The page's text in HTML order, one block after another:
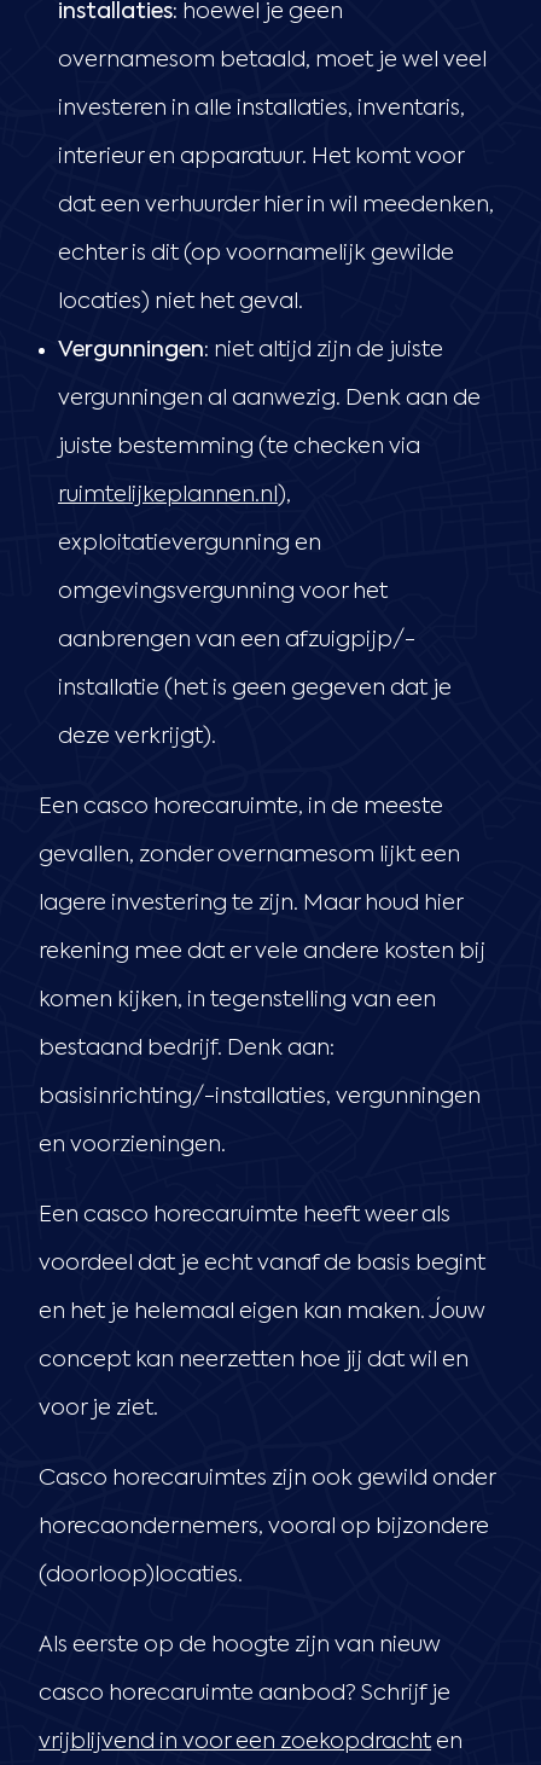
installaties: hoewel je geen
overnamesom betaald, moet je wel veel
investeren in alle installaties, inventaris,
interieur en apparatuur. Het komt voor
dat een verhuurder hier in wil meedenken,
echter is dit (op voornamelijk gewilde
locaties) niet het geval.
Vergunningen: niet altijd zijn de juiste
vergunningen al aanwezig. Denk aan de
juiste bestemming (te checken via
ruimtelijkeplannen.nl ),
exploitatievergunning en
omgevingsvergunning voor het
aanbrengen van een afzuigpijp/-
installatie (het is geen gegeven dat je
deze verkrijgt).
Een casco horecaruimte, in de meeste
gevallen, zonder overnamesom lijkt een
lagere investering te zijn. Maar houd hier
rekening mee dat er vele andere kosten bij
komen kijken, in tegenstelling van een
bestaand bedrijf. Denk aan:
basisinrichting/-installaties, vergunningen
en voorzieningen.
Een casco horecaruimte heeft weer als
voordeel dat je echt vanaf de basis begint
en het je helemaal eigen kan maken. Jouw
concept kan neerzetten hoe jij dat wil en
voor je ziet.
Casco horecaruimtes zijn ook gewild onder
horecaondernemers, vooral op bijzondere
(doorloop)locaties.
Als eerste op de hoogte zijn van nieuw
casco horecaruimte aanbod? Schrijf je
vrijblijvend in voor een zoekopdracht en